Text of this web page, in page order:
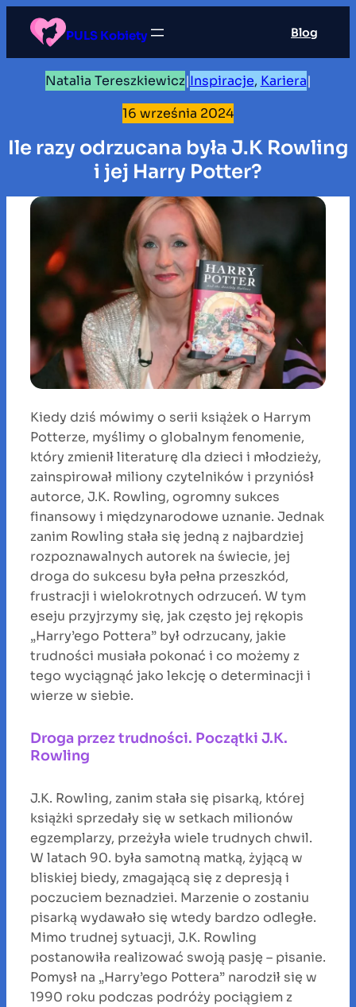
Przejdź
treści
PULS Kobiety Blog
Natalia Tereszkiewicz|Inspiracje, Kariera|
16 września 2024
Ile razy odrzucana była J.K Rowling
i jej Harry Potter?
Kiedy dziś mówimy o serii książek o Harrym
Potterze, myślimy o globalnym fenomenie,
który zmienił literaturę dla dzieci i młodzieży,
zainspirował miliony czytelników i przyniósł
autorce, J.K. Rowling, ogromny sukces
finansowy i międzynarodowe uznanie. Jednak
zanim Rowling stała się jedną z najbardziej
rozpoznawalnych autorek na świecie, jej
droga do sukcesu była pełna przeszkód,
frustracji i wielokrotnych odrzuceń. W tym
eseju przyjrzymy się, jak często jej rękopis
„Harry’ego Pottera” był odrzucany, jakie
trudności musiała pokonać i co możemy z
tego wyciągnąć jako lekcję o determinacji i
wierze w siebie.
Droga przez trudności. Początki J.K.
Rowling
J.K. Rowling, zanim stała się pisarką, której
książki sprzedały się w setkach milionów
egzemplarzy, przeżyła wiele trudnych chwil.
W latach 90. była samotną matką, żyjącą w
bliskiej biedy, zmagającą się z depresją i
poczuciem beznadziei. Marzenie o zostaniu
pisarką wydawało się wtedy bardzo odległe.
Mimo trudnej sytuacji, J.K. Rowling
postanowiła realizować swoją pasję – pisanie.
Pomysł na „Harry’ego Pottera” narodził się w
1990 roku podczas podróży pociągiem z